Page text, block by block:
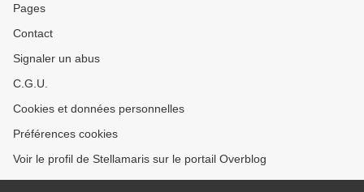
Pages
Contact
Signaler un abus
C.G.U.
Cookies et données personnelles
Préférences cookies
Voir le profil de Stellamaris sur le portail Overblog